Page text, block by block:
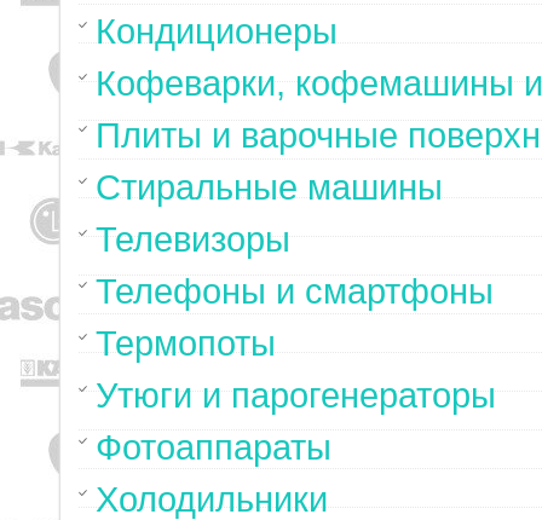
Кондиционеры
Кофеварки, кофемашины
Плиты и варочные
Стиральные машины
Телевизоры
Телефоны и смартфоны
Термопоты
Утюги и парогенераторы
Фотоаппараты
Холодильники